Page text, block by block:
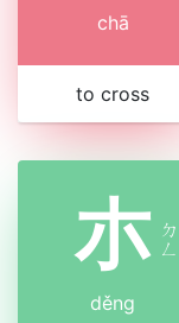
chā
to cross
朩 ㄉ
ㄥ
děng